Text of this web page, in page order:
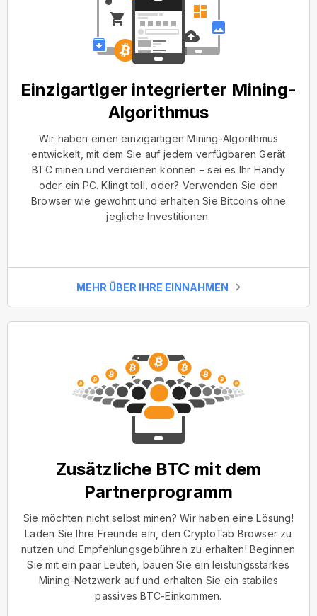
Einzigartiger integrierter Mining-
Algorithmus
Wir haben einen einzigartigen Mining-Algorithmus
entwickelt, mit dem Sie auf jedem verfügbaren Gerät
BTC minen und verdienen können – sei es Ihr Handy
oder ein PC. Klingt toll, oder? Verwenden Sie den
Browser wie gewohnt und erhalten Sie Bitcoins ohne
jegliche Investitionen.
MEHR ÜBER IHRE EINNAHMEN
Zusätzliche BTC mit dem
Partnerprogramm
Sie möchten nicht selbst minen? Wir haben eine Lösung!
Laden Sie Ihre Freunde ein, den CryptoTab Browser zu
nutzen und Empfehlungsgebühren zu erhalten! Beginnen
Sie mit ein paar Leuten, bauen Sie ein leistungsstarkes
Mining-Netzwerk auf und erhalten Sie ein stabiles
passives BTC-Einkommen.